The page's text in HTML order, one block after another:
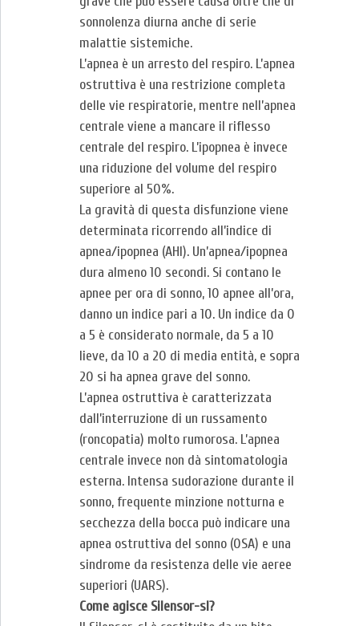
sonnolenza diurna anche di serie
malattie sistemiche.
L’apnea è un arresto del respiro. L’apnea
ostruttiva è una restrizione completa
delle vie respiratorie, mentre nell’apnea
centrale viene a mancare il riflesso
centrale del respiro. L’ipopnea è invece
una riduzione del volume del respiro
superiore aI 50%.
La gravità di questa disfunzione viene
determinata ricorrendo all’indice di
apnea/ipopnea (AHI). Un’apnea/ipopnea
dura almeno 10 secondi. Si contano le
apnee per ora di sonno, 10 apnee all’ora,
danno un indice pari a 10. Un indice da 0
a 5 è considerato normale, da 5 a 10
lieve, da 10 a 20 di media entità, e sopra
20 si ha apnea grave del sonno.
L’apnea ostruttiva è caratterizzata
dall’interruzione di un russamento
(roncopatia) molto rumorosa. L’apnea
centrale invece non dà sintomatologia
esterna. Intensa sudorazione durante il
sonno, frequente minzione notturna e
secchezza della bocca può indicare una
apnea ostruttiva del sonno (OSA) e una
sindrome da resistenza delle vie aeree
superiori (UARS).
Come agisce Silensor-sl?